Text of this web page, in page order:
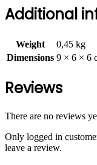
Additional
Weight
0,45 kg
Dimensions 9 × 6 × 6
Reviews
There are no reviews
Only logged in
leave a review.